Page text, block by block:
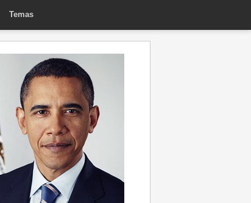
Temas